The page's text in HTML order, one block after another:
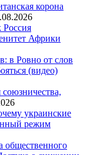
корона
Россия
Африки
в Ровно от слов
(видео)
украинские
режим
общественного